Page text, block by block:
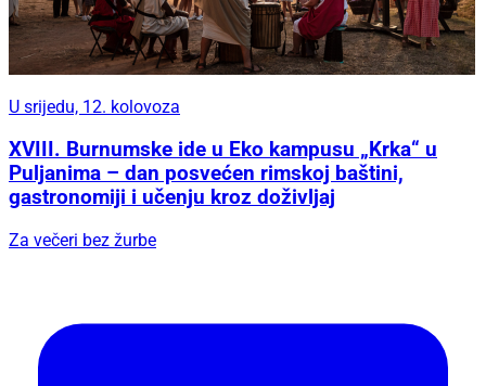
U srijedu, 12. kolovoza
XVIII. Burnumske ide u Eko kampusu „Krka“ u
Puljanima – dan posvećen rimskoj baštini,
gastronomiji i učenju kroz doživljaj
Za večeri bez žurbe